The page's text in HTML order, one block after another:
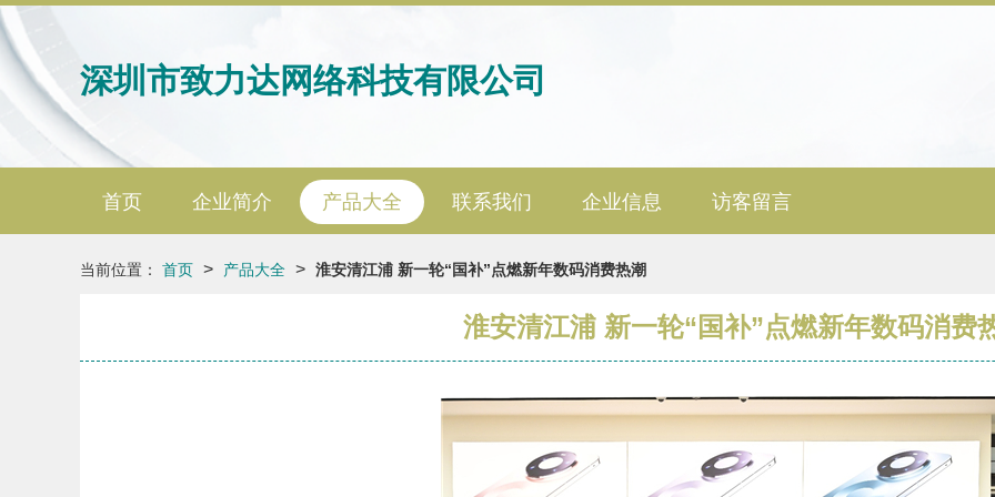
深圳市致力达网络科技有限公司
首页 企业简介 产品大全 联系我们 企业信息 访客留言
当前位置： 首页 > 产品大全 > 淮安清江浦 新一轮“国补”点燃新年数码消费热潮
淮安清江浦 新一轮“国补”点燃新年数码消费